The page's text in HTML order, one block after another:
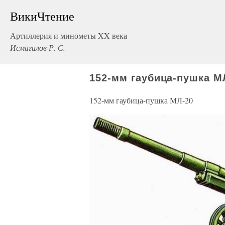
ВикиЧтение
Артиллерия и минометы XX века
Исмагилов Р. С.
152-мм гаубица-пушка
152-мм гаубица-пушка МЛ-20